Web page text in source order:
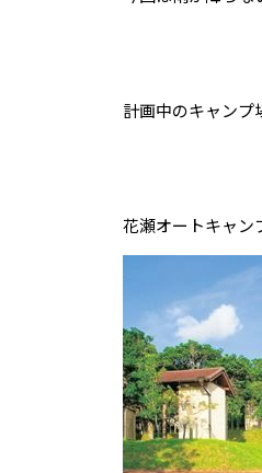
計画中のキャン
花瀬オートキャン